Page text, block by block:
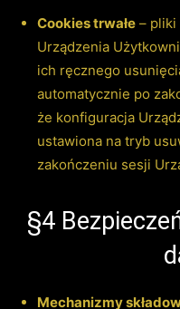
Cookies trwałe – pliki
Urządzenia
ich ręcznego
automatycznie po
że konfiguracja
ustawiona na tryb
zakończeniu sesji
§4
Mechanizmy